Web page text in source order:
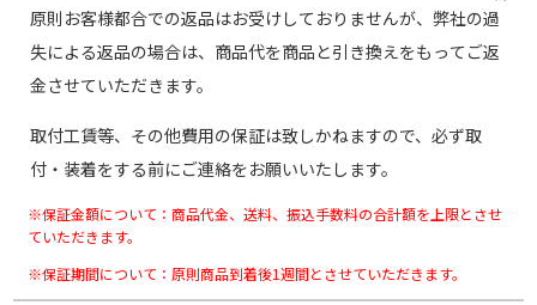
原則お客様都合での返品はお受けしておりませんが、弊社の過
失による返品の場合は、商品代を商品と引き換えをもってご返
金させていただきます。
取付工賃等、その他費用の保証は致しかねますので、必ず取
付・装着をする前にご連絡をお願いいたします。
※保証金額について：商品代金、送料、振込手数料の合計額を上限とさせ
ていただきます。
※保証期間について：原則商品到着後1週間とさせていただきます。